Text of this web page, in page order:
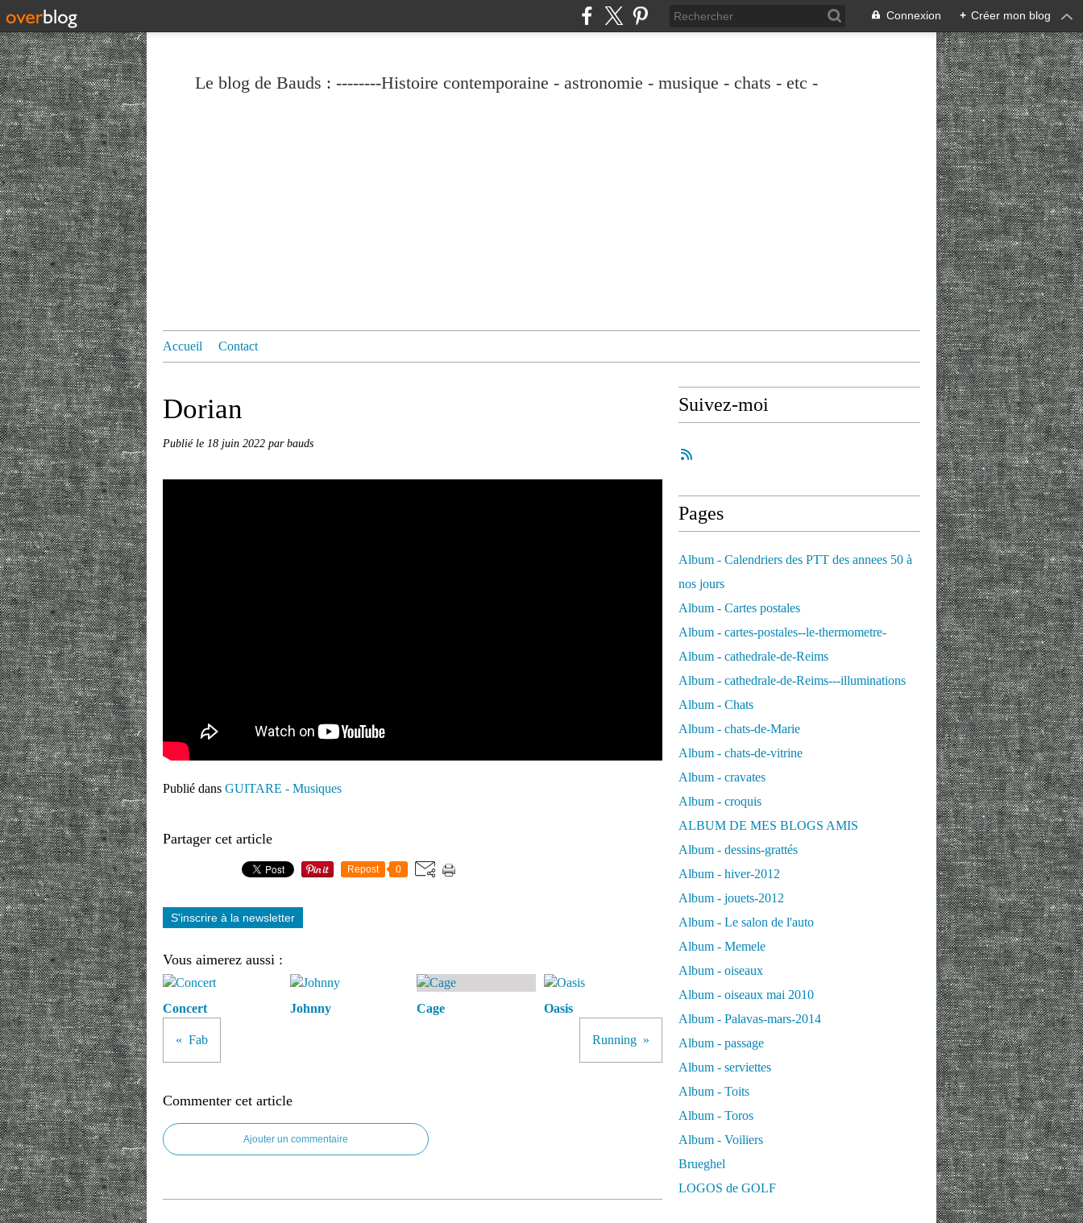
Connexion + Créer mon blog
Le blog de Bauds : --------Histoire contemporaine - astronomie - musique - chats - etc -
Accueil Contact
Dorian
Publié le 18 juin 2022 par bauds
Publié dans GUITARE - Musiques
Partager cet article
Repost 0
S'inscrire à la newsletter
Vous aimerez aussi :
Concert Johnny Cage Oasis
Fab Running
Commenter cet article
Ajouter un commentaire
Suivez-moi
Pages
Album - Calendriers des PTT des annees 50 à
nos jours
Album - Cartes postales
Album - cartes-postales--le-thermometre-
Album - cathedrale-de-Reims
Album - cathedrale-de-Reims---illuminations
Album - Chats
Album - chats-de-Marie
Album - chats-de-vitrine
Album - cravates
Album - croquis
ALBUM DE MES BLOGS AMIS
Album - dessins-grattés
Album - hiver-2012
Album - jouets-2012
Album - Le salon de l'auto
Album - Memele
Album - oiseaux
Album - oiseaux mai 2010
Album - Palavas-mars-2014
Album - passage
Album - serviettes
Album - Toits
Album - Toros
Album - Voiliers
Brueghel
LOGOS de GOLF